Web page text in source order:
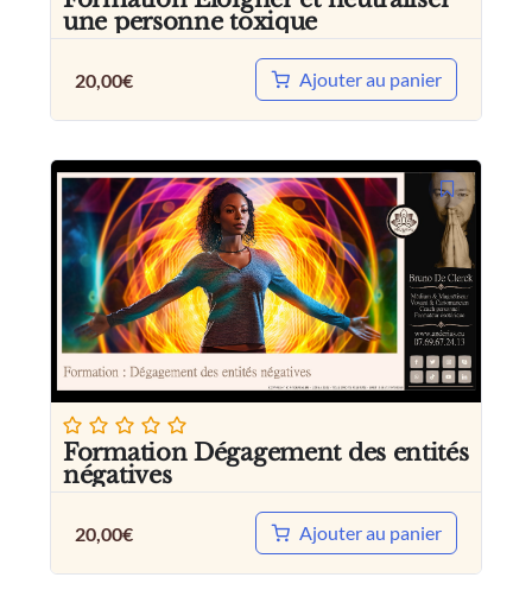
une personne toxique
20,00€ Ajouter au panier
Formation Dégagement des entités
négatives
20,00€ Ajouter au panier